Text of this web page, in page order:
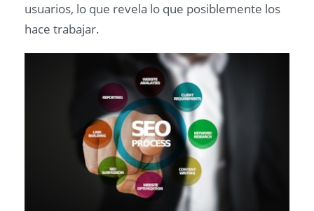
usuarios, lo que revela lo que posiblemente los
hace trabajar.